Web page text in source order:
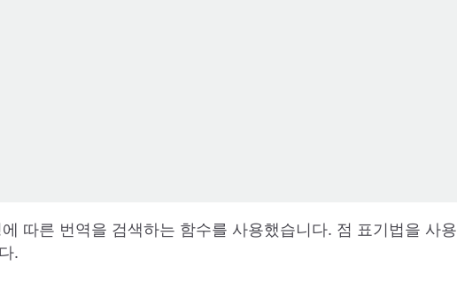
따른 번역을 검색하는 함수를 사용했습니다. 점 표기법을 사용
.